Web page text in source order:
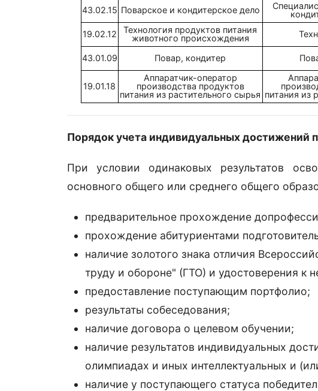
43.02.15 Поварское и кондитерское дело
19.02.12
Технология продуктов питания
животного происхождения
43.01.09
Повар, кондитер
19.01.18
Аппаратчик-оператор
производства продуктов
питания из растительного сырья питания из
Порядок учета индивидуальных
При условии одинаковых результатов
основного общего или среднего общего
предварительное прохождение
прохождение абитуриентами
наличие золотого знака отличия
труду и обороне" (ГТО) и удостоверения к
предоставление поступающим портфолио;
результаты собеседования;
наличие договора о целевом обучении;
наличие результатов индивидуальных
олимпиадах и иных интеллектуальных и
наличие у поступающего статуса